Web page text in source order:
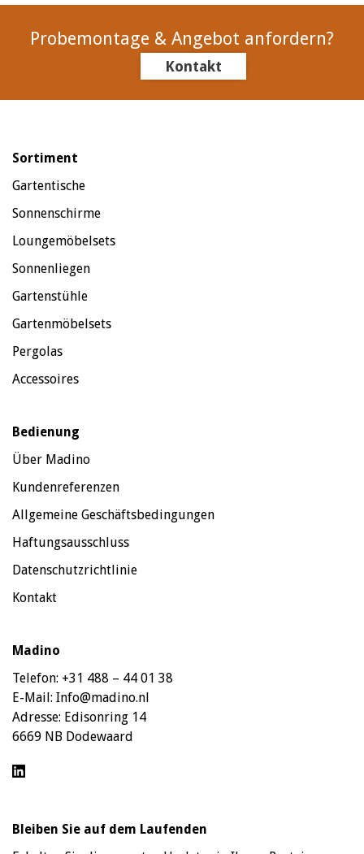
Probemontage & Angebot anfordern?
Kontakt
Sortiment
Gartentische
Sonnenschirme
Loungemöbelsets
Sonnenliegen
Gartenstühle
Gartenmöbelsets
Pergolas
Accessoires
Bedienung
Über Madino
Kundenreferenzen
Allgemeine Geschäftsbedingungen
Haftungsausschluss
Datenschutzrichtlinie
Kontakt
Madino
Telefon: +31 488 – 44 01 38
E-Mail: Info@madino.nl
Adresse: Edisonring 14
6669 NB Dodewaard
Bleiben Sie auf dem Laufenden